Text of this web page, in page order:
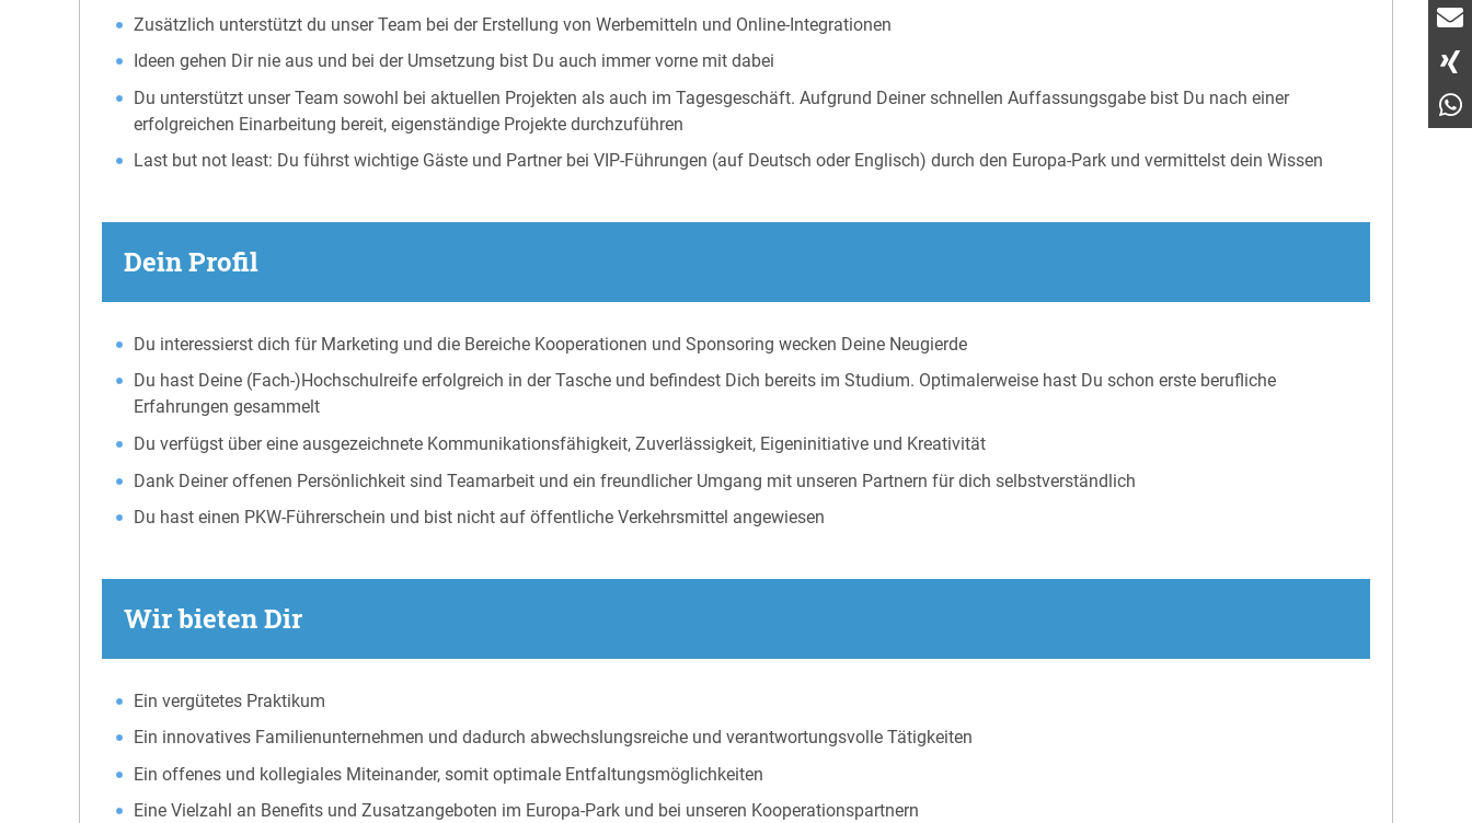
Zusätzlich unterstützt du unser Team bei der Erstellung von Werbemitteln und Online-Integrationen
Ideen gehen Dir nie aus und bei der Umsetzung bist Du auch immer vorne mit dabei
Du unterstützt unser Team sowohl bei aktuellen Projekten als auch im Tagesgeschäft. Aufgrund Deiner schnellen Auffassungsgabe bist Du nach einer
erfolgreichen Einarbeitung bereit, eigenständige Projekte durchzuführen
Last but not least: Du führst wichtige Gäste und Partner bei VIP-Führungen (auf Deutsch oder Englisch) durch den Europa-Park und vermittelst dein Wissen
Dein Profil
Du interessierst dich für Marketing und die Bereiche Kooperationen und Sponsoring wecken Deine Neugierde
Du hast Deine (Fach-)Hochschulreife erfolgreich in der Tasche und befindest Dich bereits im Studium. Optimalerweise hast Du schon erste berufliche
Erfahrungen gesammelt
Du verfügst über eine ausgezeichnete Kommunikationsfähigkeit, Zuverlässigkeit, Eigeninitiative und Kreativität
Dank Deiner offenen Persönlichkeit sind Teamarbeit und ein freundlicher Umgang mit unseren Partnern für dich selbstverständlich
Du hast einen PKW-Führerschein und bist nicht auf öffentliche Verkehrsmittel angewiesen
Wir bieten Dir
Ein vergütetes Praktikum
Ein innovatives Familienunternehmen und dadurch abwechs­lungs­rei­che und ver­ant­wor­tungs­volle Tätig­kei­ten
Ein offenes und kollegiales Mit­ein­an­der, somit optimale Entfaltungsmöglichkeiten
Eine Vielzahl an Benefits und Zusatzangeboten im Europa-Park und bei unseren Kooperationspartnern